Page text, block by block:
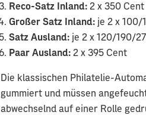
Reco-Satz Inland: 2 x 350 Cent
Großer Satz Inland: je 2 x 100/
Satz Ausland: je 2 x 120/190/
Paar Ausland: 2 x 395 Cent
Die klassischen Philatelie-
gummiert und müssen
abwechselnd auf einer Rolle